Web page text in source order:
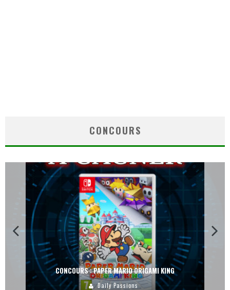
CONCOURS
CONCOURS : PAPER MARIO ORIGAMI KING
Daily Passions